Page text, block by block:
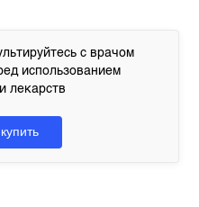
с врачом
использованием
лекарств